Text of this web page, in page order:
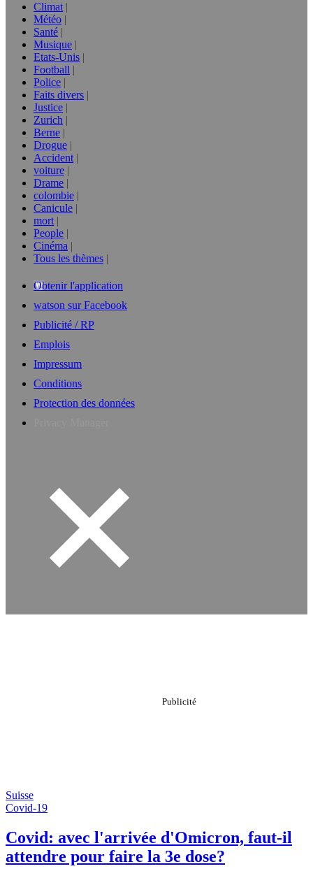
Climat
Météo
Santé
Musique
Etats-Unis
Football
Police
Faits divers
Justice
Zurich
Berne
Drogue
Accident
voiture
Drame
colombie
Canicule
mort
People
Cinéma
Tous les thèmes
Obtenir l'application
watson sur Facebook
Publicité / RP
Emplois
Impressum
Conditions
Protection des données
Suisse
Covid-19
Covid: avec l'arrivée d'Omicron, faut-il
attendre pour faire la 3e dose?